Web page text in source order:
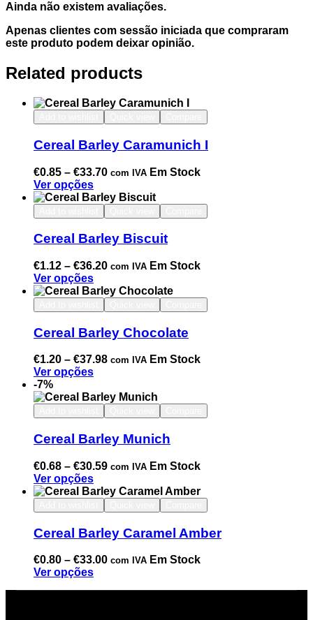
Ainda não existem avaliações.
Apenas clientes com sessão iniciada que compraram
este produto podem deixar opinião.
Related products
Cereal Barley Caramunich I
€0.85 – €33.70 com IVA Em Stock
Ver opções
Cereal Barley Biscuit
€1.12 – €36.20 com IVA Em Stock
Ver opções
Cereal Barley Chocolate
€1.20 – €37.98 com IVA Em Stock
Ver opções
-7%
Cereal Barley Munich
€0.68 – €30.59 com IVA Em Stock
Ver opções
Cereal Barley Caramel Amber
€0.80 – €33.00 com IVA Em Stock
Ver opções